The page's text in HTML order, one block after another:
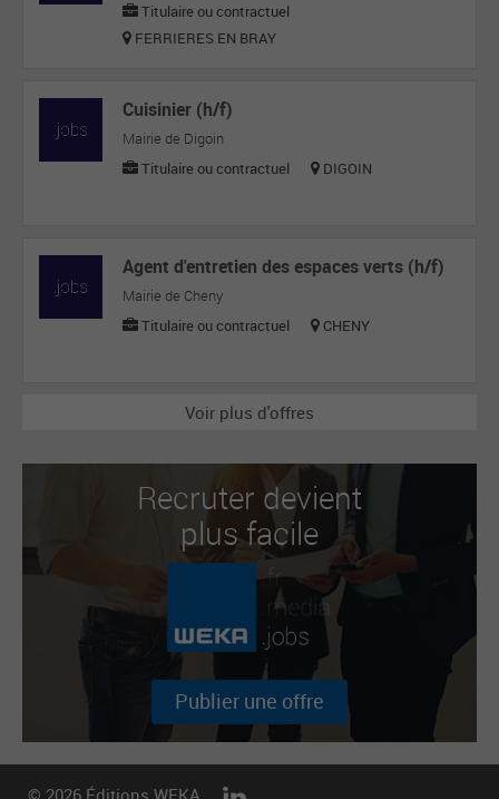
Titulaire ou contractuel
FERRIERES EN BRAY
Cuisinier (h/f)
Mairie de Digoin
Titulaire ou contractuel
DIGOIN
Agent d'entretien des espaces verts (h/f)
Mairie de Cheny
Titulaire ou contractuel
CHENY
Voir plus d'offres
Recruter devient
plus facile
Publier une offre
© 2026 Éditions WEKA